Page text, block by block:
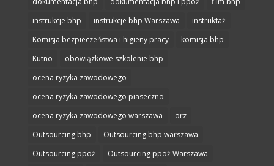
instrukcje bhp
instrukcje bhp Warszawa
instruktaż
Komisja bezpieczeństwa i higieny pracy
komisja bhp
Kutno
obowiązkowe szkolenie bhp
ocena ryzyka zawodowego
ocena ryzyka zawodowego piaseczno
ocena ryzyka zawodowego warszawa
orz
Outsourcing bhp
Outsourcing bhp warszawa
Outsourcing ppoż
Outsourcing ppoż Warszawa